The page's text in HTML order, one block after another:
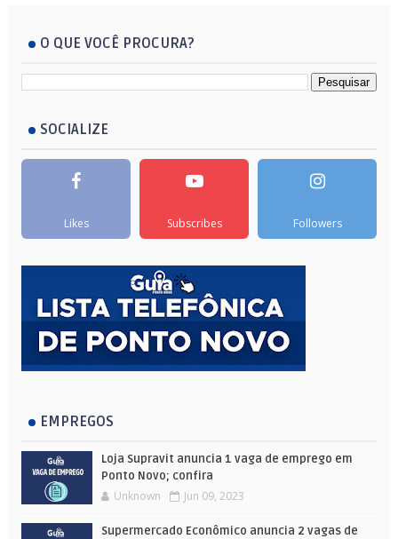
O QUE VOCÊ PROCURA?
SOCIALIZE
Likes Subscribes Followers
EMPREGOS
Loja Supravit anuncia 1 vaga de emprego em
Ponto Novo; confira
Unknown Jun 09, 2023
Supermercado Econômico anuncia 2 vagas de